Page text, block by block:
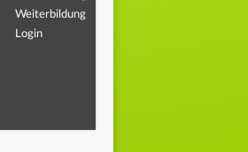
Weiterbildung
Login